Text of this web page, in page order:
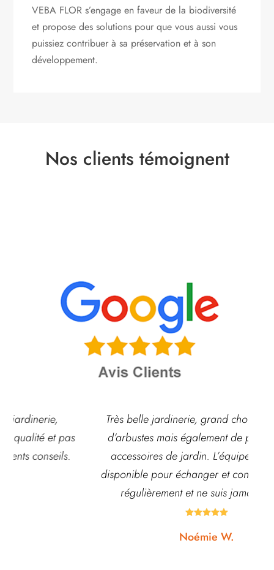
VEBA FLOR s’engageen faveur de la biodiversité
et propose des solutions pour que vous aussi vous
puissiez contribuer à sa préservation et à son
développement.
Nos clients témoignent
Très belle jardinerie, grand choix de fleurs et
d’arbustes mais également de pots ou autre
accessoires de jardin. L’équipe est souvent
disponible pour échanger et conseiller. J’y vais
régulièrement et ne suis jamais déçue.